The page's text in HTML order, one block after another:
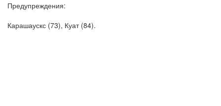
Предупреждения:
Карашаускс (73), Куат (84).